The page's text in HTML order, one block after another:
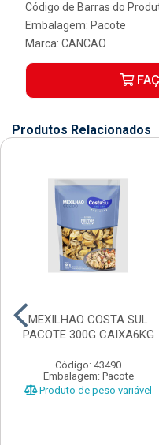
Código de Barras do
Embalagem: Pacote
Marca: CANCAO
Produtos Relacionados
MEXILHAO COSTA SUL
PACOTE 300G CAIXA6KG
Código: 43490
Embalagem: Pacote
Produto de peso variável